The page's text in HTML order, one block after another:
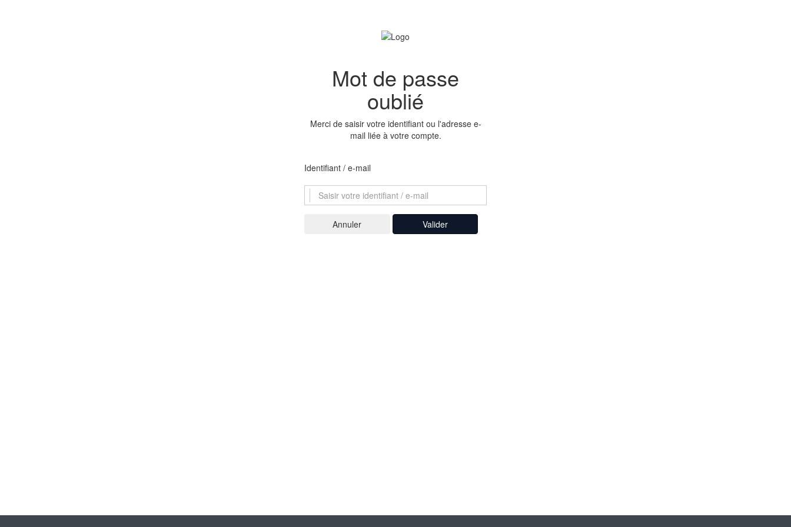
Mot de passe
oublié
Merci de saisir votre identifiant ou l'adresse e-
mail liée à votre compte.
Identifiant / e-mail
Valider